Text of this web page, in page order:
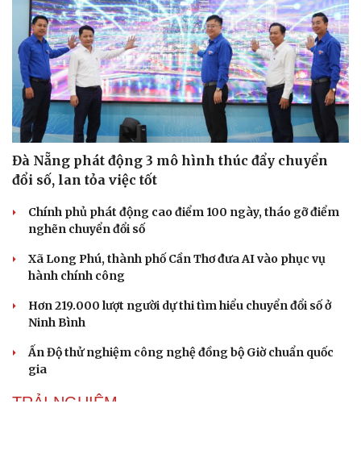
Đà Nẵng phát động 3 mô hình thúc đẩy chuyển
đổi số, lan tỏa việc tốt
Chính phủ phát động cao điểm 100 ngày, tháo gỡ điểm
nghẽn chuyển đổi số
Xã Long Phú, thành phố Cần Thơ đưa AI vào phục vụ
hành chính công
Hơn 219.000 lượt người dự thi tìm hiểu chuyển đổi số ở
Ninh Bình
Ấn Độ thử nghiệm công nghệ đồng bộ Giờ chuẩn quốc
gia
TRẢI NGHIỆM